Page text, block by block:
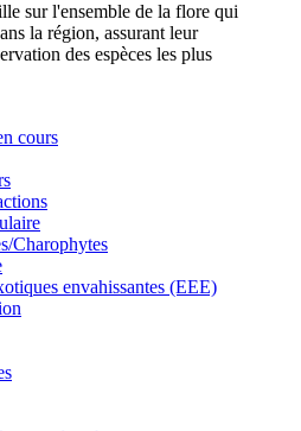
sur l'ensemble de la flore qui
la région, assurant leur
des espèces les plus
cours
Charophytes
envahissantes (EEE)